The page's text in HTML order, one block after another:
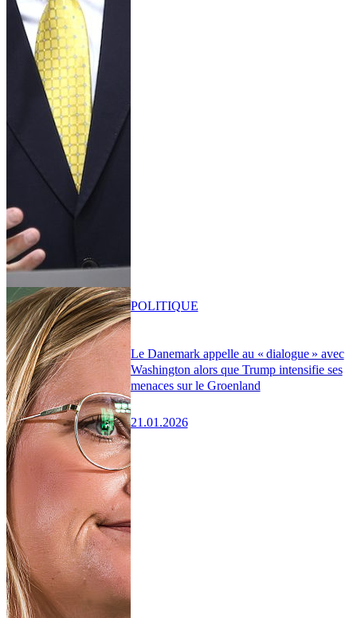
Le Danemark appelle au « dialogue » avec
Washington alors que Trump intensifie ses
menaces sur le Groenland
21.01.2026
POLITIQUE